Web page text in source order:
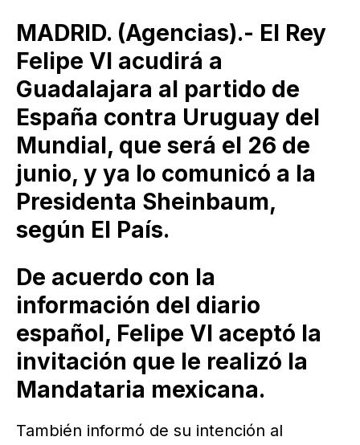
MADRID. (Agencias).- El Rey
Felipe VI acudirá a
Guadalajara al partido de
España contra Uruguay del
Mundial, que será el 26 de
junio, y ya lo comunicó a la
Presidenta Sheinbaum,
según El País.
De acuerdo con la
información del diario
español, Felipe VI aceptó la
invitación que le realizó la
Mandataria mexicana.
También informó de su intención al